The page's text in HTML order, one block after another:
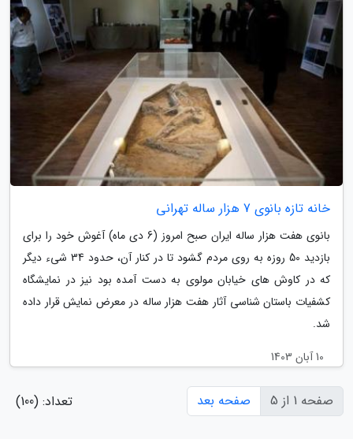
خانه تازه بانوی 7 هزار ساله تهرانی
بانوی هفت هزار ساله ایران صبح امروز (6 دی ماه) آغوش خود را برای
بازدید 50 روزه به روی مردم گشود تا در کنار آن، حدود 34 شیء دیگر
که در کاوش های خیابان مولوی به دست آمده بود نیز در نمایشگاه
کشفیات باستان شناسی آثار هفت هزار ساله در معرض نمایش قرار داده
شد.
10 آبان 1403
صفحه 1 از 5 صفحه بعد تعداد: (100)